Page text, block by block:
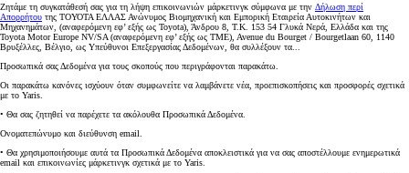
Ζητάμε τη συγκατάθεσή σας για τη λήψη επικοινωνιών μάρκετινγκ σύμφωνα με την Δήλωση περί
Απορρήτου της ΤΟΥΟΤΑ ΕΛΛΑΣ Ανώνυμος Βιομηχανική και Εμπορική Εταιρεία Αυτοκινήτων και
Μηχανημάτων, (αναφερόμενη εφ’ εξής ως Toyota), Άνδρου 8, Τ.Κ. 153 54 Γλυκά Νερά, Ελλάδα και της
Toyota Motor Europe NV/SA (αναφερόμενη εφ’ εξής ως TME), Avenue du Bourget / Bourgetlaan 60, 1140
Βρυξέλλες, Βέλγιο, ως Υπεύθυνοι Επεξεργασίας Δεδομένων, θα συλλέξουν τα...
Προσωπικά σας Δεδομένα για τους σκοπούς που περιγράφονται παρακάτω.
Οι παρακάτω κανόνες ισχύουν όταν συμφωνείτε να λαμβάνετε νέα, προεπισκοπήσεις και προσφορές σχετικά
με το Yaris.
• Θα σας ζητηθεί να παρέχετε τα ακόλουθα Προσωπικά Δεδομένα.
Ονοματεπώνυμο και διεύθυνση email.
• Θα χρησιμοποιήσουμε αυτά τα Προσωπικά Δεδομένα αποκλειστικά για να σας αποστέλλουμε ενημερωτικά
email και επικοινωνίες μάρκετινγκ σχετικά με το Yaris.